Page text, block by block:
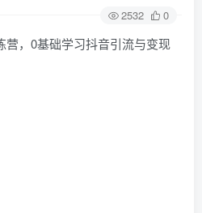
2532 0